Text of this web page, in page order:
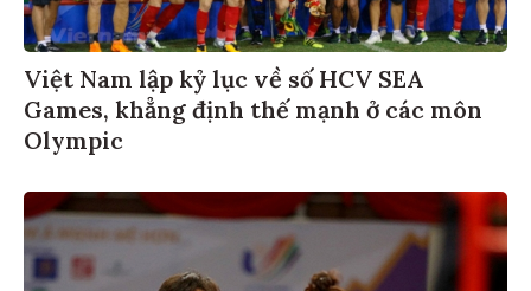
Việt Nam lập kỷ lục về số HCV SEA
Games, khẳng định thế mạnh ở các môn
Olympic